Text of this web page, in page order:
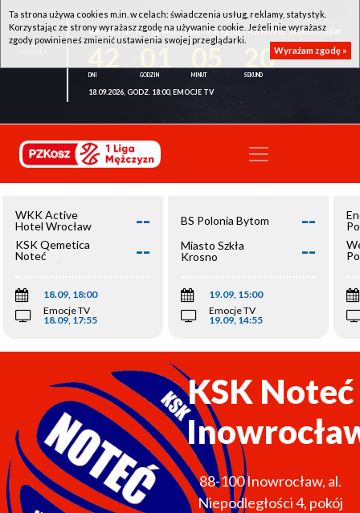
WKK ACTIVE HOTEL WROCŁAW - KSK QEMETICA NOTEĆ INOWROCŁAW
20
18.09.2026, GODZ. 18:00, EMOCJE TV
WKK Active
Hotel Wrocław
--
KSK Qemetica
Noteć
Inowrocław
--
18.09, 18:00
Emocje TV
18.09, 17:55
BS Polonia Bytom --
Miasto Szkła
Krosno
--
19.09, 15:00
Emocje TV
19.09, 14:55
KSK Noteć
88-100Inowrocław, al.
Niepodległości 4, pokój
Ta strona używa cookies m.in. w celach: świadczenia usług, reklamy, statystyk.
Korzystając ze strony wyrażasz zgodę na używanie cookie. Jeżeli nie wyrażasz
zgody powinieneś zmienić ustawienia swojej przeglądarki.
Wyrażam zgodę »